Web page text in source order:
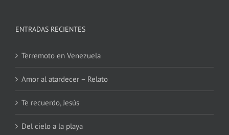
ENTRADAS RECIENTES
Terremoto en Venezuela
Amor al atardecer – Relato
Te recuerdo, Jesús
Del cielo a la playa